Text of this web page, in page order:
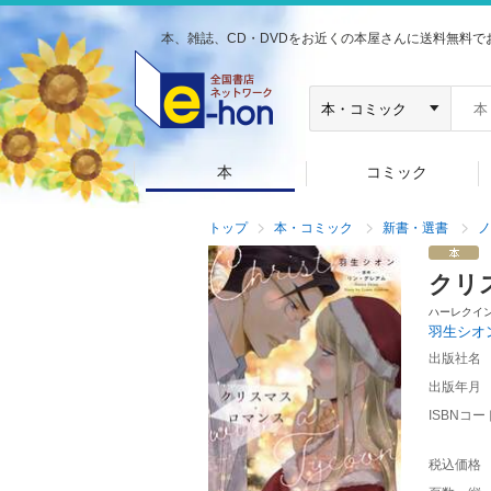
本、雑誌、CD・DVDをお近くの本屋さんに送料無料で
本 コミック
トップ 本・コミック 新書・選書
クリ
ハーレクイ
羽生シ
出版社名
出版年月
ISBNコー
税込価格